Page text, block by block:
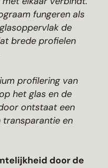
fungeren als
de
brede profielen
profilering van
het glas en de
ontstaat een
en
door de